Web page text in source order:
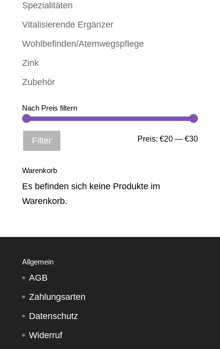
Spezialitäten
Vitalisierende Ergänzer
Wohlbefinden/Atemwegspflege
Zink
Zubehör
Nach Preis filtern
Min.
Max.
Filter Preis:€20 —€30
Warenkorb
Es befinden sich keine Produkte im
Warenkorb.
Allgemein
AGB
Zahlungsarten
Datenschutz
Widerruf